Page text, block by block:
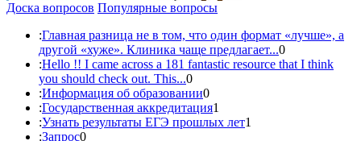
Доска вопросов Популярные вопросы
:Главная разница не в том, что один формат «лучше», а
другой «хуже». Клиника чаще предлагает...0
:Hello !! I came across a 181 fantastic resource that I think
you should check out. This...0
:Информация об образовании0
:Государственная аккредитация1
:Узнать результаты ЕГЭ прошлых лет1
:Запрос0